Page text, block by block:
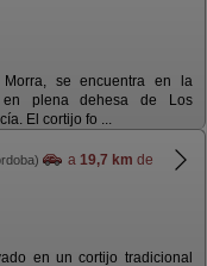
se encuentra en la
en plena dehesa de Los
El cortijo fo ...
a 19,7 km de
en un cortijo tradicional